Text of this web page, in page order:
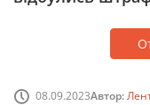
08.09.2023Автор: